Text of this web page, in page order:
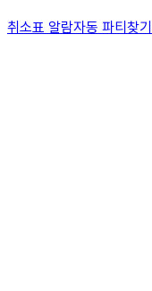
취소표 알람자동 파티찾기